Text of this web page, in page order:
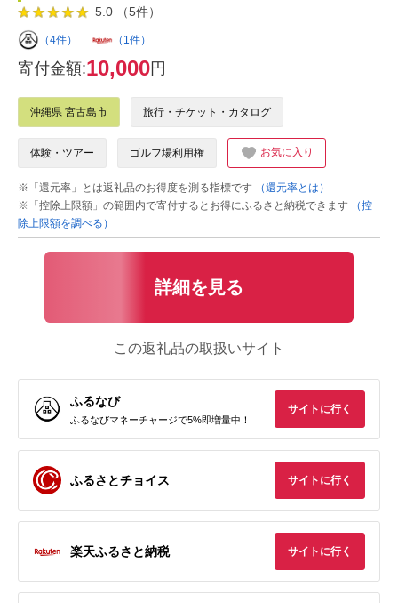
5.0 （5件）
（4件） （1件）
寄付金額:10,000円
沖縄県 宮古島市 旅行・チケット・カタログ
体験・ツアー ゴルフ場利用権 お気に入り
※「還元率」とは返礼品のお得度を測る指標です
（還元率とは）
※「控除上限額」の範囲内で寄付するとお得にふるさと納税できます
（控
除上限額を調べる）
詳細を見る
この返礼品の取扱いサイト
ふるなび
ふるなびマネーチャージで5%即増量中！
サイトに行く
ふるさとチョイス サイトに行く
楽天ふるさと納税 サイトに行く